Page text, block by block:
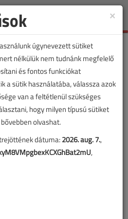
Toggle
×
úgynevezett sütiket
nélkülük nem tudnánk megfelelő
és fontos funkciókat
a sütik használatába, válassza azok
van a feltétlenül szükséges
hogy milyen típusú sütiket
olvashat.
dátuma:2026. aug. 7.,
,